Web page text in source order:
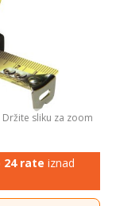
Držite sliku za zoom
24 rate iznad